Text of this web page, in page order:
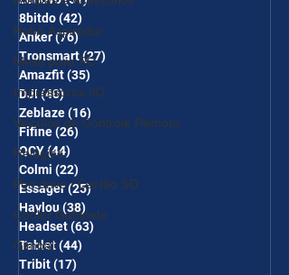
Robô Aspirador
Mesa para PC
Impressoras 3D
Veículos de Controle Remoto
Relógios
Pen drive / Cartão SD
Cooler Gabinete
Gimbal
8bitdo(42)
Anker(76)76 posts
Tronsmart(27)
Amazfit(35)
DJI(40)40 posts
Zeblaze(16)
Fifine(26) 26 posts
QCY(44)
Colmi (22)
Essager(25)25 posts
Haylou(38) 38 posts
Headset(63)
Tablet(44)
Tribit(17)